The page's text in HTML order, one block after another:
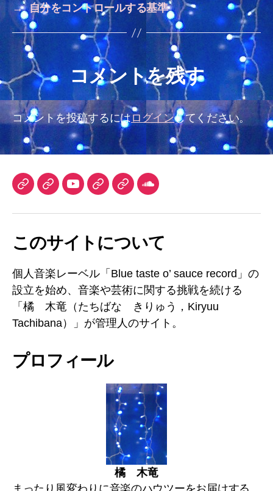
→ 自分をコントロールする基準
コメントを残す
コメントを投稿するにはログインしてください。
TuneCore
iTunesYouTube
ン
ル
DLsiteAudiostockSoundCloud
このサイトについて
個人音楽レーベル「Blue taste o’ sauce record」の
設立を始め、音楽や芸術に関する挑戦を続ける
「橘 木竜（たちばな きりゅう，Kiryuu
Tachibana）」が管理人のサイト。
プロフィール
橘 木竜